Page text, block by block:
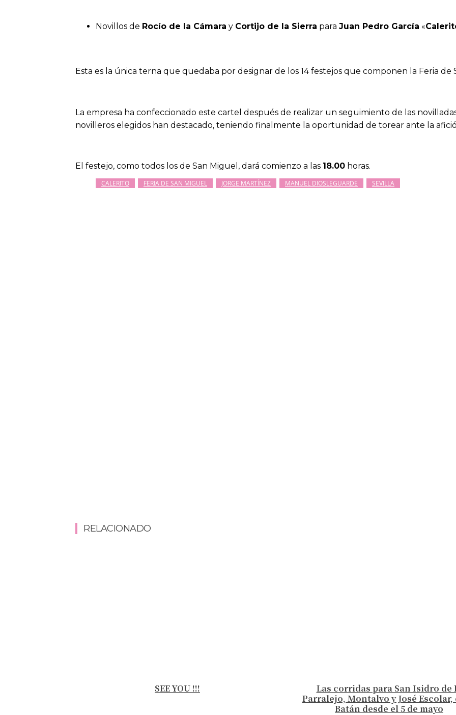
Novillos de Rocío de la Cámara y Cortijo de la Sierra para Juan Pedro García «
Esta es la única terna que quedaba por designar de los 14 festejos que componen la Feria de
La empresa ha confeccionado este cartel después de realizar un seguimiento de las
novilleros elegidos han destacado, teniendo finalmente la oportunidad de torear ante la
El festejo, como todos los de San Miguel, dará comienzo a las 18.00 horas.
CALERITO FERIA DE SAN MIGUEL JORGE MARTÍNEZ MANUEL DIOSLEGUARDE SEVILLA
RELACIONADO
SEE YOU !!!
Las corridas para San Isidro de
Parralejo, Montalvo y José Escolar,
Batán desde el 5 de mayo